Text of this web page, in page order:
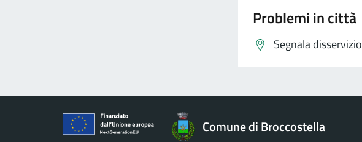
Problemi in città
Segnala disservizio
Comune di Broccostella